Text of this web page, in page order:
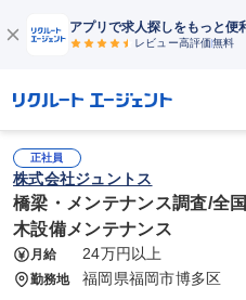
アプリで求人探しをもっと便
レビュー高評価無料
正社員
株式会社ジュントス
橋梁・メンテナンス調査/全
木設備メンテナンス
月給 24万円以上
勤務地 福岡県福岡市博多区